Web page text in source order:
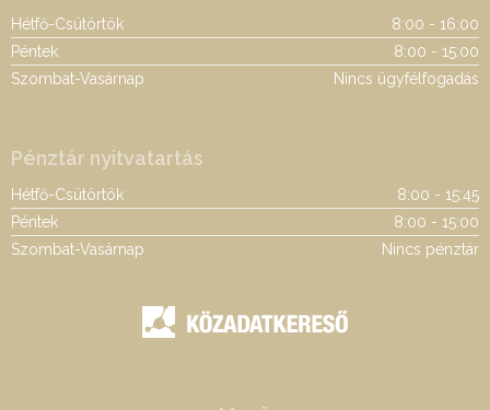
Hétfő-Csütörtök
8:00 - 16:00
Péntek
8:00 - 15:00
Szombat-Vasárnap
Nincs ügyfélfogadás
Pénztár nyitvatartás
Hétfő-Csütörtök
8:00 - 15:45
Péntek
8:00 - 15:00
Szombat-Vasárnap
Nincs pénztár